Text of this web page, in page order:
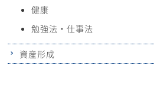
健康
勉強法・仕事法
資産形成